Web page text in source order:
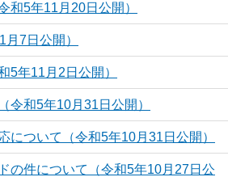
和5年11月20日公開）
7日公開）
5年11月2日公開）
令和5年10月31日公開）
について（令和5年10月31日公開）
の件について（令和5年10月27日公